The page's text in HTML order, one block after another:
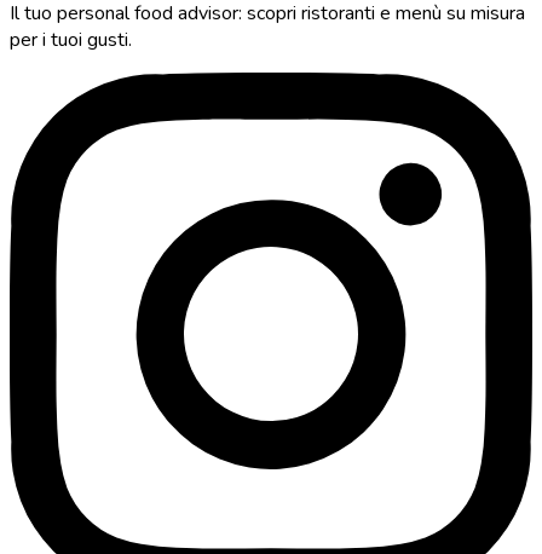
Il tuo personal food advisor: scopri ristoranti e menù su misura
per i tuoi gusti.